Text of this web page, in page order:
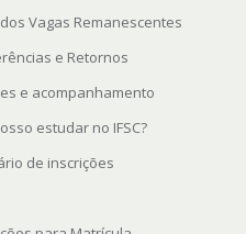
Vagas Remanescentes
e Retornos
e acompanhamento
estudar no IFSC?
de inscrições